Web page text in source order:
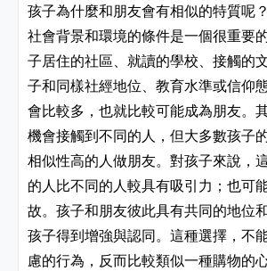
孩子為什麼和朋友會有相似的特質呢
社會背景和環境的條件是一個很重要
子居住的社區、就讀的學校、接觸的
子和同樣社經地位、教育水準或信仰
會比較多，也就比較可能成為朋友。
機會接觸到不同的人，但大多數孩子
相似性高的人做朋友。對孩子來說，
的人比不同的人較具有吸引力；也可
故。孩子和朋友彼此具有共同的地位
孩子得到增強與認同。這種選擇，不
慮的行為，反而比較類似一種購物的